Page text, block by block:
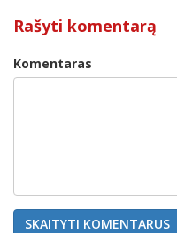
Rašyti komentarą
Komentaras
SKAITYTI KOMENTARUS